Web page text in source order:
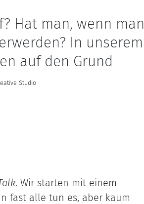
Hat man, wenn man
In unserem
auf den Grund
Studio
. Wir starten mit einem
fast alle tun es, aber kaum